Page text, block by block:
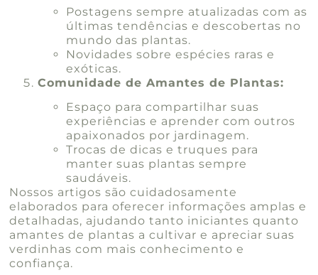
Postagens sempre atualizadas com as
últimas tendências e descobertas no
mundo das plantas.
Novidades sobre espécies raras e
exóticas.
Comunidade de Amantes de Plantas:
Espaço para compartilhar suas
experiências e aprender com outros
apaixonados por jardinagem.
Trocas de dicas e truques para
manter suas plantas sempre
saudáveis.
Nossos artigos são cuidadosamente
elaborados para oferecer informações amplas e
detalhadas, ajudando tanto iniciantes quanto
amantes de plantas a cultivar e apreciar suas
verdinhas com mais conhecimento e
confiança.